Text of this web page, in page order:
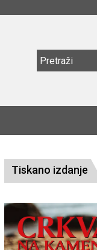
Tiskano izdanje